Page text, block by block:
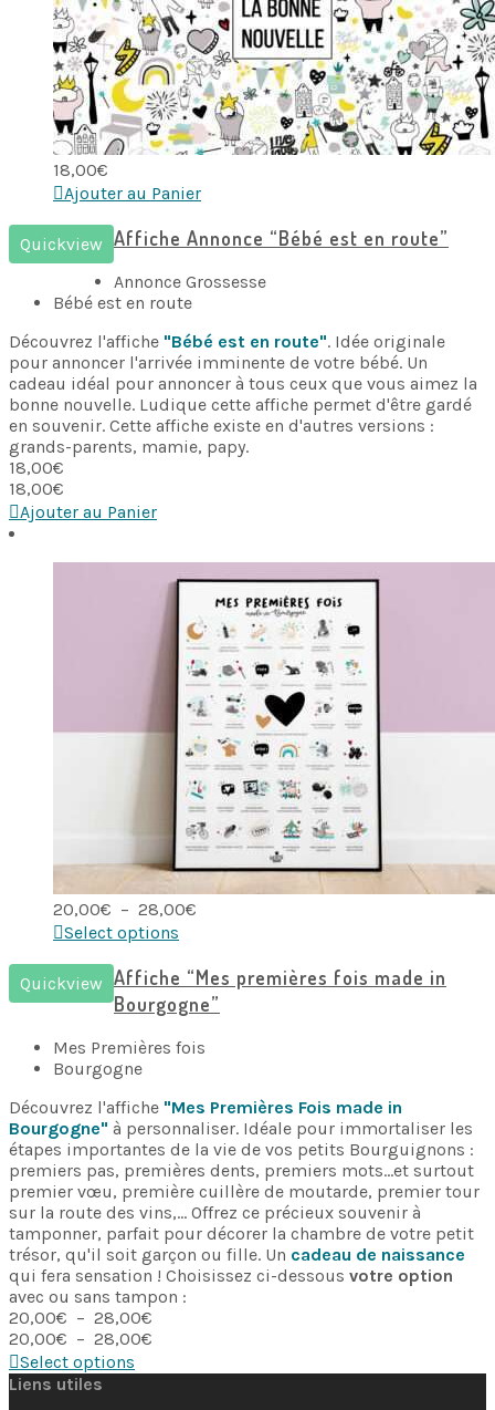
18,00€
Ajouter au Panier
Quickview Affiche Annonce “Bébé est en route”
Annonce Grossesse
Bébé est en route
Découvrez l'affiche "Bébé est en route". Idée originale
pour annoncer l'arrivée imminente de votre bébé. Un
cadeau idéal pour annoncer à tous ceux que vous aimez la
bonne nouvelle. Ludique cette affiche permet d'être gardé
en souvenir. Cette affiche existe en d'autres versions :
grands-parents, mamie, papy.
18,00€
18,00€
Ajouter au Panier
20,00€ – 28,00€
20,00€
à
28,00€
Select options
Quickview Affiche “Mes premières fois made in
Bourgogne”
Mes Premières fois
Bourgogne
Découvrez l'affiche "Mes Premières Fois made in
Bourgogne" à personnaliser. Idéale pour immortaliser les
étapes importantes de la vie de vos petits Bourguignons :
premiers pas, premières dents, premiers mots...et surtout
premier vœu, première cuillère de moutarde, premier tour
sur la route des vins,... Offrez ce précieux souvenir à
tamponner, parfait pour décorer la chambre de votre petit
trésor, qu'il soit garçon ou fille. Un cadeau de naissance
qui fera sensation ! Choisissez ci-dessous votre option
avec ou sans tampon :
20,00€ – 28,00€
20,00€
20,00€ – 28,00€
prix :
Select options
Liens utiles